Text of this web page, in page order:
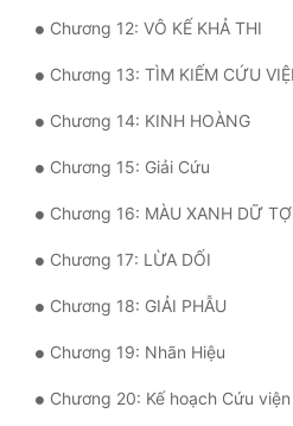
Vô Địch
Võ Hiệp
Võng Du
Xuyên Không
Xuyên Nhanh
Xuyên Sách
Chương 12: VÔ KẾ KHẢ THI
Chương 13: TÌM KIẾM CỨU
Chương 14: KINH HOÀNG
Chương 15: Giải Cứu
Chương 16: MÀU XANH DỮ
Chương 17: LỪA DỐI
Chương 18: GIẢI PHẪU
Chương 19: Nhãn Hiệu
Chương 20: Kế hoạch Cứu